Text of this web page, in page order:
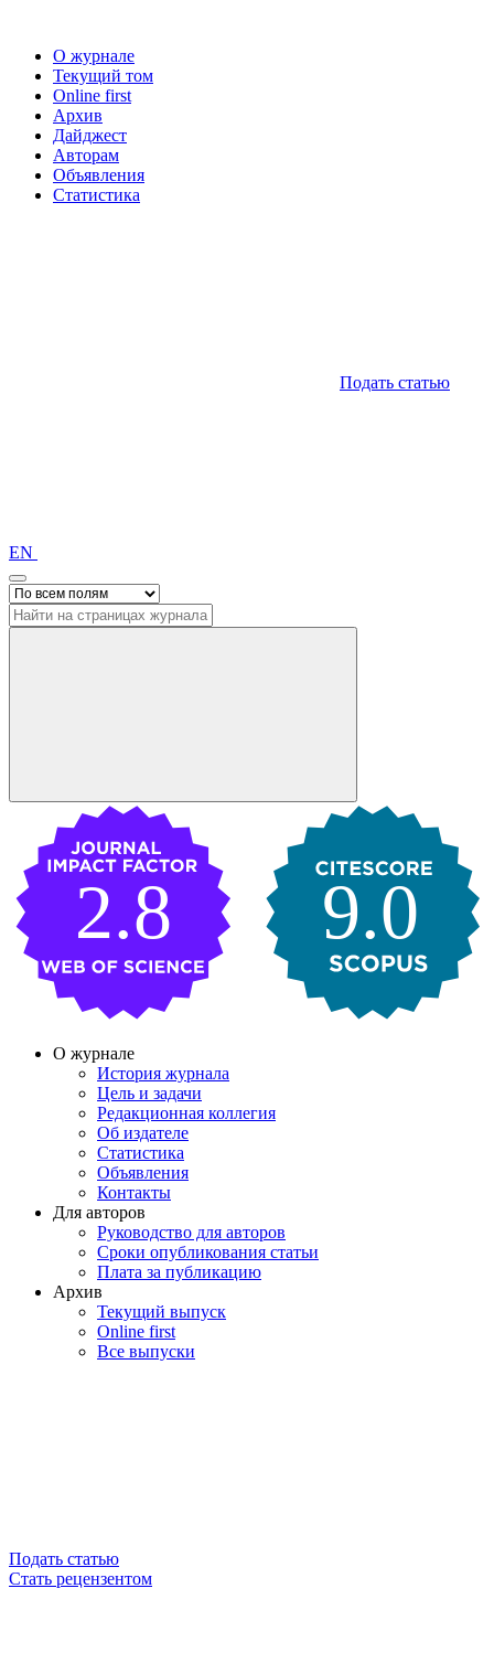
О журнале
Текущий том
Online first
Архив
Дайджест
Авторам
Объявления
Статистика
Подать статью
EN
9.0
2.8
О журнале
История журнала
Цель и задачи
Редакционная коллегия
Об издателе
Статистика
Объявления
Контакты
Для авторов
Руководство для авторов
Сроки опубликования статьи
Плата за публикацию
Архив
Текущий выпуск
Online first
Все выпуски
Подать статью
Стать рецензентом